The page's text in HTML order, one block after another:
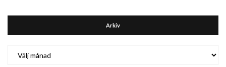
Arkiv